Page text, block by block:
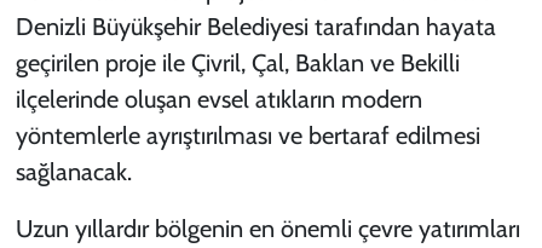
Denizli Büyükşehir Belediyesi tarafından hayata
geçirilen proje ile Çivril, Çal, Baklan ve Bekilli
ilçelerinde oluşan evsel atıkların modern
yöntemlerle ayrıştırılması ve bertaraf edilmesi
sağlanacak.
Uzun yıllardır bölgenin en önemli çevre yatırımları